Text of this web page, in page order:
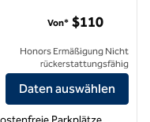
Arcadia/Pasadena
Von* $110
Honors Ermäßigung Nicht
rückerstattungsfähig
Daten auswählen